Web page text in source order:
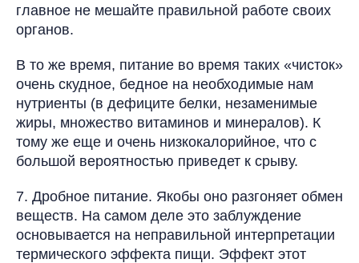
главное не мешайте правильной работе своих
органов.
В то же время, питание во время таких «чисток»
очень скудное, бедное на необходимые нам
нутриенты (в дефиците белки, незаменимые
жиры, множество витаминов и минералов). К
тому же еще и очень низкокалорийное, что с
большой вероятностью приведет к срыву.
7. Дробное питание. Якобы оно разгоняет обмен
веществ. На самом деле это заблуждение
основывается на неправильной интерпретации
термического эффекта пищи. Эффект этот